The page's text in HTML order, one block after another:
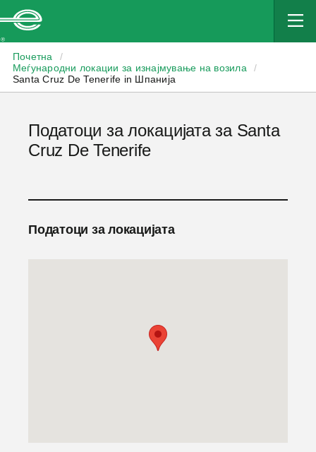
Почетна
/
Меѓународни локации за изнајмување на возила
/
Santa Cruz De Tenerife in Шпанија
Податоци за локацијата за Santa
Cruz De Tenerife
Податоци за локацијата